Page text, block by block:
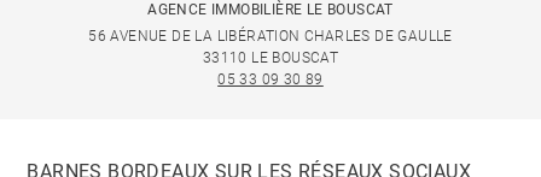
AGENCE IMMOBILIÈRE LE BOUSCAT
56 AVENUE DE LA LIBÉRATION CHARLES DE GAULLE
33110 LE BOUSCAT
05 33 09 30 89
BARNES BORDEAUX SUR LES RÉSEAUX SOCIAUX